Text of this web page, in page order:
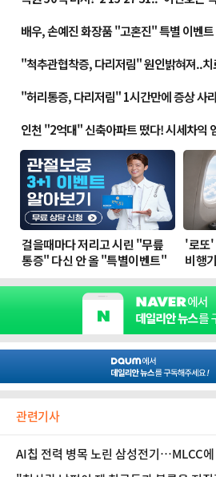
관련기사
AI칩 전력 병목 노린 삼성전기…MLCC